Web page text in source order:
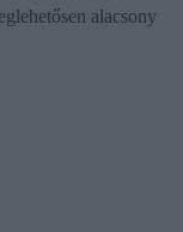
alacsony